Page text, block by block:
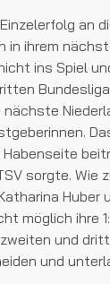
an
in ihrem
ins Spiel
nächste
sorgte. Wie
möglich ihre
und
und